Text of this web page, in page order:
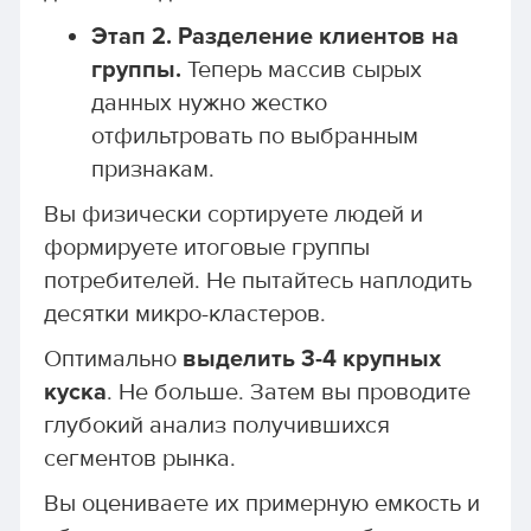
Этап 2. Разделение клиентов на
группы. Теперь массив сырых
данных нужно жестко
отфильтровать по выбранным
признакам.
Вы физически сортируете людей и
формируете итоговые группы
потребителей. Не пытайтесь наплодить
десятки микро-кластеров.
Оптимально выделить 3-4 крупных
куска. Не больше. Затем вы проводите
глубокий анализ получившихся
сегментов рынка.
Вы оцениваете их примерную емкость и